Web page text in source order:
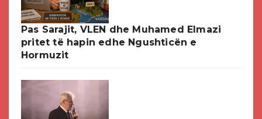
Pas Sarajit, VLEN dhe Muhamed Elmazi
pritet të hapin edhe Ngushticën e
Hormuzit